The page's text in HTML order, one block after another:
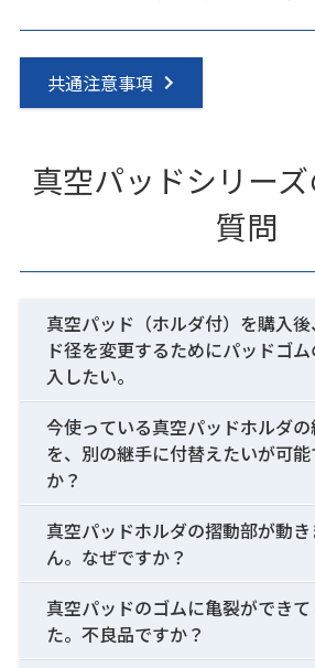
共通注意事項
真空パッドシリー
質問
真空パッド（ホルダ付）を購入後
ド径を変更するためにパッドゴ
入したい。
今使っている真空パッドホルダ
を、別の継手に付替えたいが可能
か？
真空パッドホルダの摺動部が動き
ん。なぜですか？
真空パッドのゴムに亀裂ができて
た。不良品ですか？